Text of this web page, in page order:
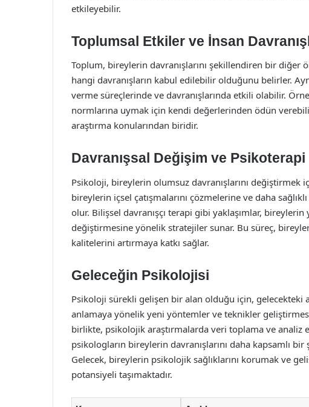
etkileyebilir.
Toplumsal Etkiler ve İnsan
Toplum, bireylerin davranışlarını şekillendiren bir
hangi davranışların kabul edilebilir olduğunu belirler.
verme süreçlerinde ve davranışlarında etkili olabilir.
normlarına uymak için kendi değerlerinden ödün
araştırma konularından biridir.
Davranışsal Değişim ve Psikoterapi
Psikoloji, bireylerin olumsuz davranışlarını değiştirmek
bireylerin içsel çatışmalarını çözmelerine ve daha
olur. Bilişsel davranışçı terapi gibi yaklaşımlar, bireylerin
değiştirmesine yönelik stratejiler sunar. Bu süreç,
kalitelerini artırmaya katkı sağlar.
Geleceğin Psikolojisi
Psikoloji sürekli gelişen bir alan olduğu için, gelecekteki
anlamaya yönelik yeni yöntemler ve teknikler
birlikte, psikolojik araştırmalarda veri toplama ve
psikologların bireylerin davranışlarını daha kapsamlı
Gelecek, bireylerin psikolojik sağlıklarını korumak ve
potansiyeli taşımaktadır.